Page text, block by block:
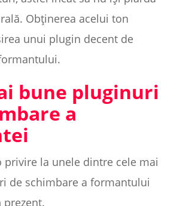
Obținerea acelui ton
unui plugin decent de
bune pluginuri
a
privire la unele dintre cele mai
de schimbare a formantului
prezent.